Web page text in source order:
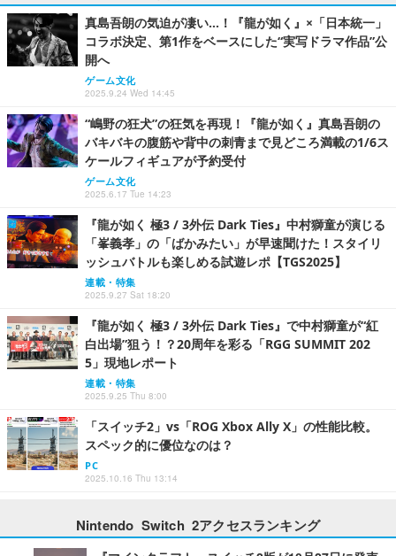
真島吾朗の気迫が凄い…！『龍が如く』×「日本統一」
コラボ決定、第1作をベースにした“実写ドラマ作品”公
開へ
ゲーム文化
2025.9.24 Wed 14:45
“嶋野の狂犬”の狂気を再現！『龍が如く』真島吾朗の
バキバキの腹筋や背中の刺青まで見どころ満載の1/6ス
ケールフィギュアが予約受付
ゲーム文化
2025.6.17 Tue 14:23
『龍が如く 極3 / 3外伝 Dark Ties』中村獅童が演じる
「峯義孝」の「ばかみたい」が早速聞けた！スタイリ
ッシュバトルも楽しめる試遊レポ【TGS2025】
連載・特集
2025.9.27 Sat 18:20
『龍が如く 極3 / 3外伝 Dark Ties』で中村獅童が“紅
白出場”狙う！？20周年を彩る「RGG SUMMIT 202
5」現地レポート
連載・特集
2025.9.25 Thu 8:00
「スイッチ2」vs「ROG Xbox Ally X」の性能比較。
スペック的に優位なのは？
PC
2025.10.16 Thu 13:14
Nintendo Switch 2アクセスランキング